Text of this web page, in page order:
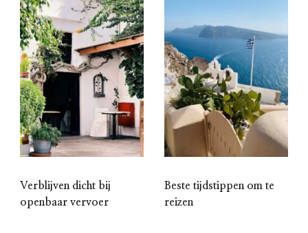
Verblijven dicht bij
openbaar vervoer
Beste tijdstippen om te
reizen